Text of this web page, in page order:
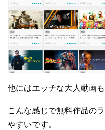
他にはエッチな大人動画
こんな感じで無料作品の
やすいです。